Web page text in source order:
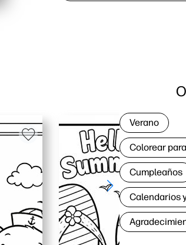
Verano
Colorear
Cumpleaños
Calendarios